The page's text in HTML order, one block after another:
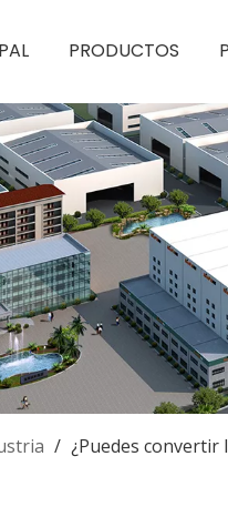
PRODUCTOS
/ ¿Puedes convertir